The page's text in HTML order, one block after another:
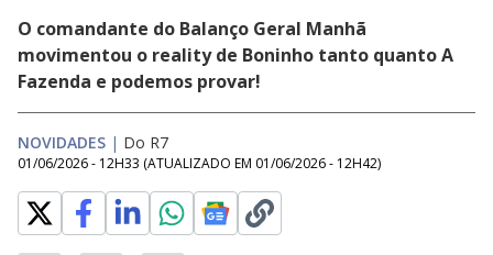
O comandante do Balanço Geral Manhã
movimentou o reality de Boninho tanto quanto A
Fazenda e podemos provar!
NOVIDADES | Do R7
01/06/2026 - 12H33 (ATUALIZADO EM 01/06/2026 - 12H42)